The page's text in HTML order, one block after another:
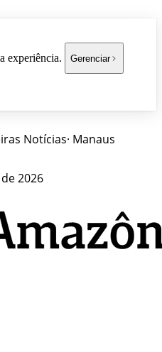
experiência. Gerenciar
Notícias· Manaus
2026